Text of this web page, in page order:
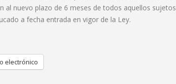
al nuevo plazo de 6 meses de todos aquellos sujetos
a fecha entrada en vigor de la Ley.
electrónico